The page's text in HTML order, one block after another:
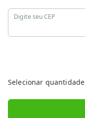
Digite seu CEP
Selecionar quantidade